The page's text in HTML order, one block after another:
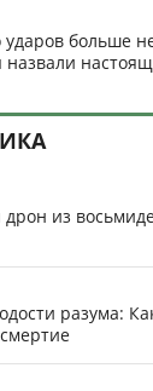
ударов больше
из
разума: